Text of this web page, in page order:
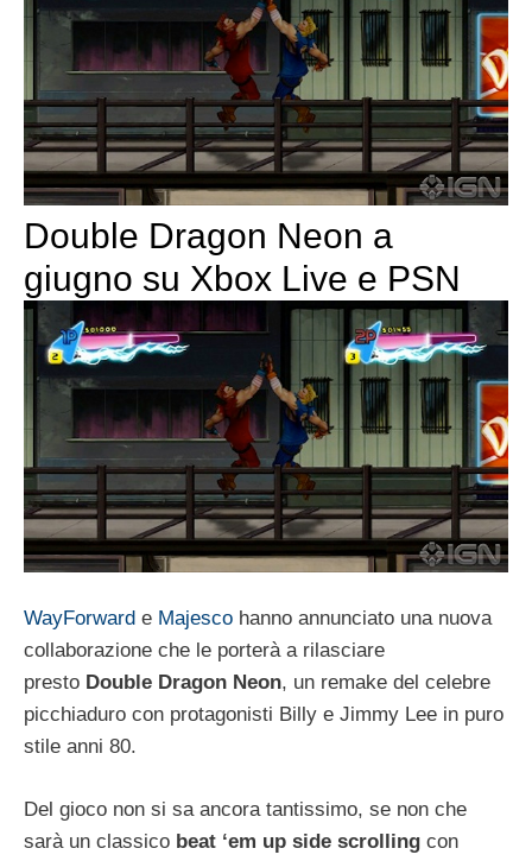
Double Dragon Neon a
giugno su Xbox Live e PSN
WayForward e Majesco hanno annunciato una nuova
collaborazione che le porterà a rilasciare
presto Double Dragon Neon, un remake del celebre
picchiaduro con protagonisti Billy e Jimmy Lee in puro
stile anni 80.
Del gioco non si sa ancora tantissimo, se non che
sarà un classico beat ‘em up side scrolling con